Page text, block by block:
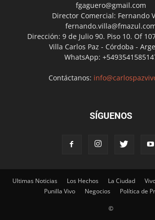
fgaguero@gmail.com
Director Comercial: Fernando
Dirección: 9 de Julio 90. Piso 10. Of
Villa Carlos Paz - Córdoba -
WhatsApp:
Contáctanos:
SÍGUENOS
Ultimas Noticias Los Hechos La Ciudad
Punilla Vivo
Negocios Política de
©